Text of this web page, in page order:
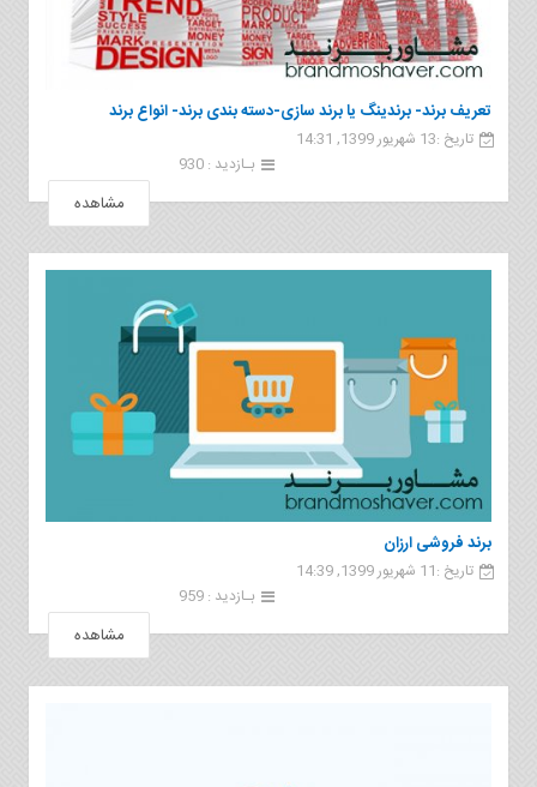
تعریف برند- برندینگ یا برند سازی-دسته بندی برند- انواع برند
تاریخ :13 شهریور 1399, 14:31
بـازدید : 930
مشاهده
برند فروشی ارزان
تاریخ :11 شهریور 1399, 14:39
بـازدید : 959
مشاهده